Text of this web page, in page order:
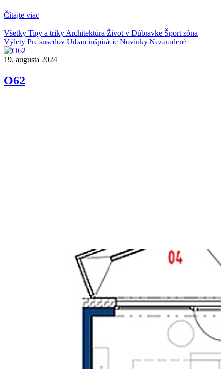
Čítajte viac
Všetky Tipy a triky Architektúra Život v Dúbravke Šport zóna
Výlety Pre susedov Urban inšpirácie Novinky Nezaradené
19. augusta 2024
O62